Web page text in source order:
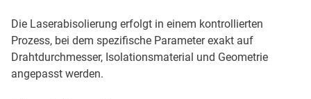
Die Laserabisolierung erfolgt in einem kontrollierten
Prozess, bei dem spezifische Parameter exakt auf
Drahtdurchmesser, Isolationsmaterial und Geometrie
angepasst werden.